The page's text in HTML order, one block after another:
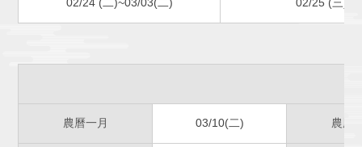
02/24 (二)~03/03(二) 02/25 (三)
農曆一月 03/10(二) 農曆